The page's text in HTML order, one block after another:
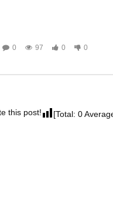
0 97 0 0
this post! [Total: 0